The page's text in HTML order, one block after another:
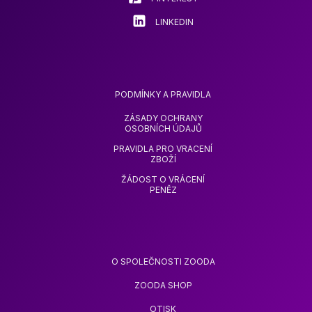
LINKEDIN
PODMÍNKY A PRAVIDLA
ZÁSADY OCHRANY
OSOBNÍCH ÚDAJŮ
PRAVIDLA PRO VRACENÍ
ZBOŽÍ
ŽÁDOST O VRÁCENÍ
PENĚZ
O SPOLEČNOSTI ZOODA
ZOODA SHOP
OTISK